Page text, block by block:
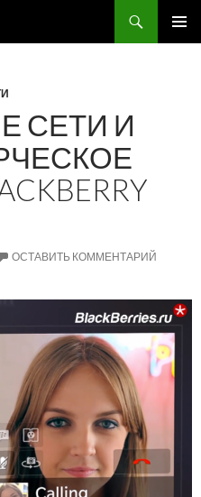
СЕТИ И
ОСТАВИТЬ КОММЕНТАРИЙ